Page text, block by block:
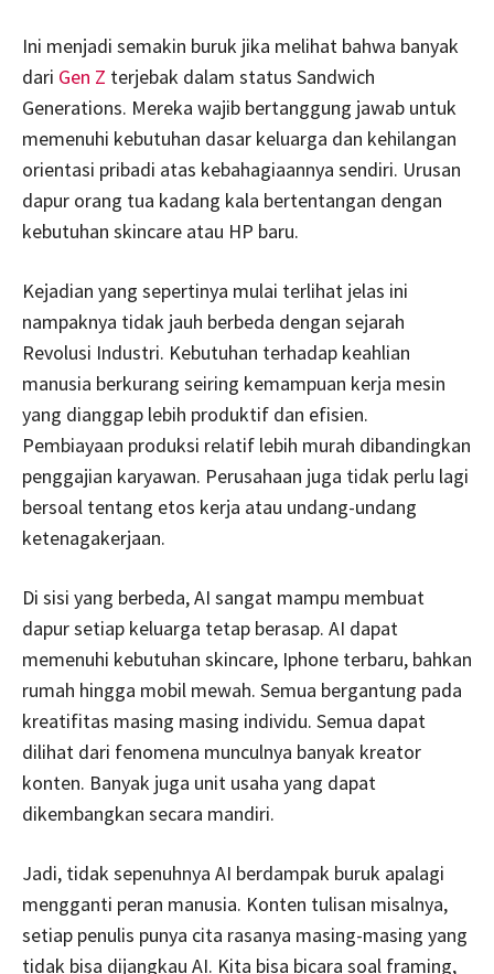
Ini menjadi semakin buruk jika melihat bahwa banyak
dari Gen Z terjebak dalam status Sandwich
Generations. Mereka wajib bertanggung jawab untuk
memenuhi kebutuhan dasar keluarga dan kehilangan
orientasi pribadi atas kebahagiaannya sendiri. Urusan
dapur orang tua kadang kala bertentangan dengan
kebutuhan skincare atau HP baru.
Kejadian yang sepertinya mulai terlihat jelas ini
nampaknya tidak jauh berbeda dengan sejarah
Revolusi Industri. Kebutuhan terhadap keahlian
manusia berkurang seiring kemampuan kerja mesin
yang dianggap lebih produktif dan efisien.
Pembiayaan produksi relatif lebih murah dibandingkan
penggajian karyawan. Perusahaan juga tidak perlu lagi
bersoal tentang etos kerja atau undang-undang
ketenagakerjaan.
Di sisi yang berbeda, AI sangat mampu membuat
dapur setiap keluarga tetap berasap. AI dapat
memenuhi kebutuhan skincare, Iphone terbaru, bahkan
rumah hingga mobil mewah. Semua bergantung pada
kreatifitas masing masing individu. Semua dapat
dilihat dari fenomena munculnya banyak kreator
konten. Banyak juga unit usaha yang dapat
dikembangkan secara mandiri.
Jadi, tidak sepenuhnya AI berdampak buruk apalagi
mengganti peran manusia. Konten tulisan misalnya,
setiap penulis punya cita rasanya masing-masing yang
tidak bisa dijangkau AI. Kita bisa bicara soal framing,